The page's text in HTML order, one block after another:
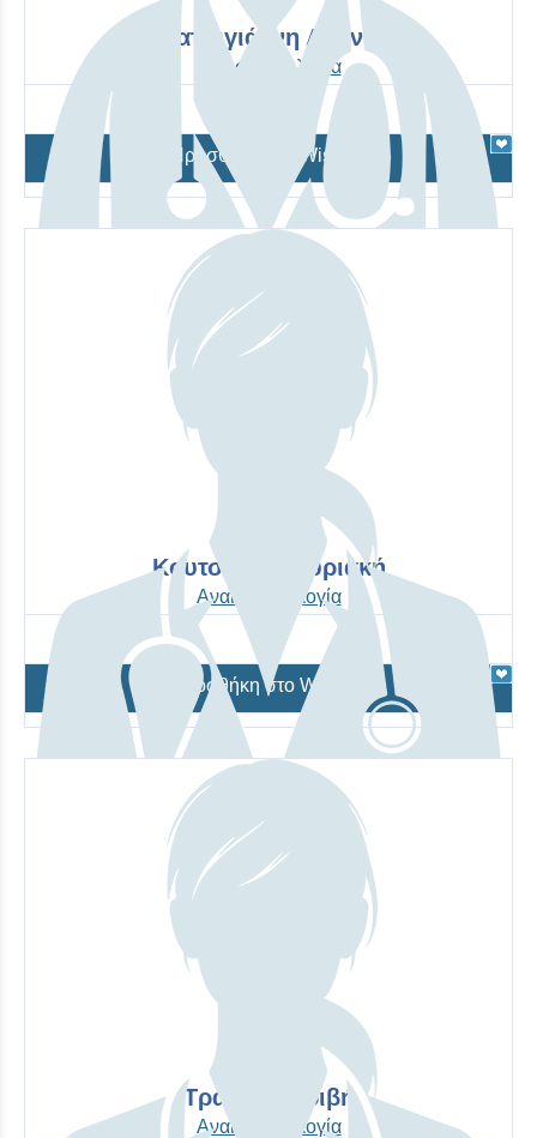
Κατσιγιάννη Αθηνά
Αναισθησιολογία
Προσθήκη στο Wishlist
Κουτσιλέου Κυριακή
Αναισθησιολογία
Προσθήκη στο Wishlist
Τράγου Ακριβή
Αναισθησιολογία